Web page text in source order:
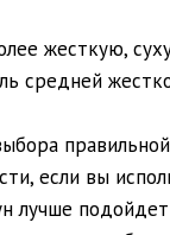
жесткую,
средней
если вы
лучше